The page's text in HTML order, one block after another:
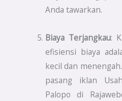
Anda tawarkan.
Biaya Terjangkau:
efisiensi biaya
kecil dan
pasang iklan
Palopo di